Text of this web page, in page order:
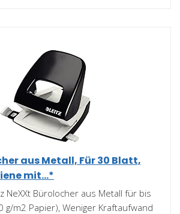
aus Metall, Für 30 Blatt,
mit...*
NeXXt Bürolocher aus Metall für bis
g/m2 Papier), Weniger Kraftaufwand